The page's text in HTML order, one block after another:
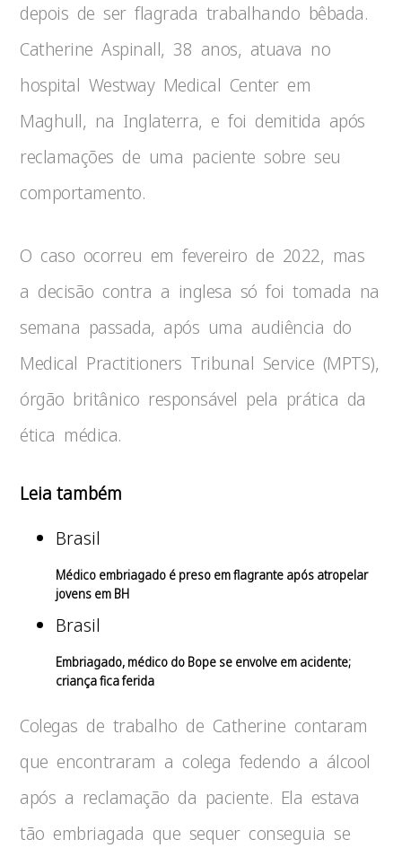
depois de ser flagrada trabalhando bêbada.
Catherine Aspinall, 38 anos, atuava no
hospital Westway Medical Center em
Maghull, na Inglaterra, e foi demitida após
reclamações de uma paciente sobre seu
comportamento.
O caso ocorreu em fevereiro de 2022, mas
a decisão contra a inglesa só foi tomada na
semana passada, após uma audiência do
Medical Practitioners Tribunal Service (MPTS),
órgão britânico responsável pela prática da
ética médica.
Leia também
Brasil
Médico embriagado é preso em flagrante após atropelar
jovens em BH
Brasil
Embriagado, médico do Bope se envolve em acidente;
criança fica ferida
Colegas de trabalho de Catherine contaram
que encontraram a colega fedendo a álcool
após a reclamação da paciente. Ela estava
tão embriagada que sequer conseguia se